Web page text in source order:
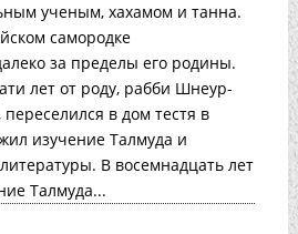
ученым, хахамом и танна.
самородке
за пределы его родины.
лет от роду, рабби Шнеур-
в дом тестя в
изучение Талмуда и
В восемнадцать лет
Талмуда...